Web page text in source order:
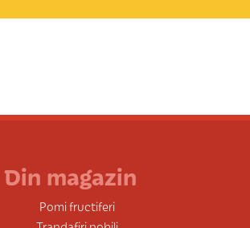
Din magazin
Pomi fructiferi